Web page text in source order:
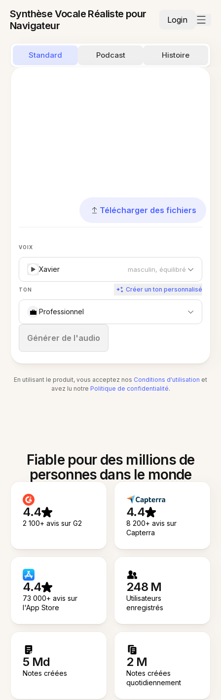
Synthèse Vocale Réaliste pour
Navigateur
Login
Standard Podcast Histoire
Télécharger des fichiers
VOIX
Xavier masculin, équilibré
TON Créer un ton personnalisé
💼 Professionnel
Générer de l'audio
Arrêter
En utilisant le produit, vous acceptez nos Conditions d'utilisation et
avez lu notre Politique de confidentialité.
Fiable pour des millions de
personnes dans le monde
4.4
2 100+ avis sur G2
4.4
8 200+ avis sur
Capterra
4.4
73 000+ avis sur
l'App Store
248 M
Utilisateurs
enregistrés
5 Md
Notes créées
2 M
Notes créées
quotidiennement